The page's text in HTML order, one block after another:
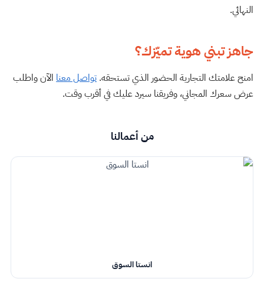
النهائي.
جاهز تبني هوية تميّزك؟
امنح علامتك التجارية الحضور الذي تستحقه. تواصل معنا الآن واطلب
عرض سعرك المجاني، وفريقنا سيرد عليك في أقرب وقت.
من أعمالنا
انستا السوق